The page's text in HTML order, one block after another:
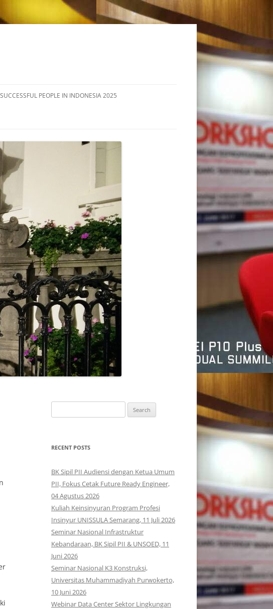
PEOPLE IN INDONESIA 2025
for:
RECENT POSTS
BK Sipil PII Audiensi dengan Ketua Umum
PII, Fokus Cetak Future Ready Engineer,
04 Agustus 2026
Kuliah Keinsinyuran Program Profesi
Insinyur UNISSULA Semarang, 11 Juli 2026
Seminar Nasional Infrastruktur
Kebandaraan, BK Sipil PII & UNSOED, 11
Juni 2026
Seminar Nasional K3 Konstruksi,
Universitas Muhammadiyah Purwokerto,
10 Juni 2026
Webinar Data Center Sektor Lingkungan